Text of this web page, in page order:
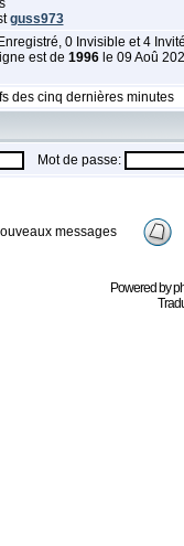
guss973
0 Invisible et 4
est de 1996le 09 Aoû
des cinq dernières minutes
Mot de passe:
messages
Powered by